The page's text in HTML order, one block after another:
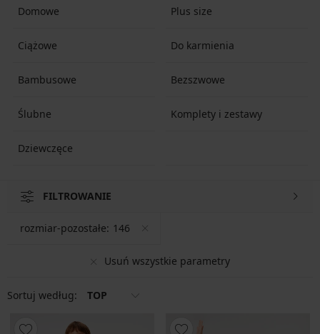
Domowe Plus size
Ciążowe Do karmienia
Bambusowe Bezszwowe
Ślubne Komplety i zestawy
Dziewczęce
FILTROWANIE
Usuń wszystkie parametry
rozmiar-pozostałe: 146
Sortuj według: TOP